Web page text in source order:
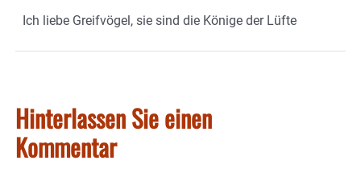
Ich liebe Greifvögel, sie sind die Könige der Lüfte
Hinterlassen Sie einen
Kommentar